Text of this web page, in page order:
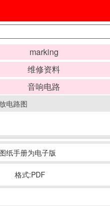
marking
维修资料
音响电路
电路图
纸手册为电子版
格式:PDF